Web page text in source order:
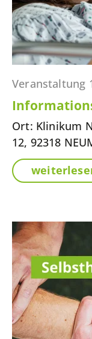
Veranstaltung
Ort: Klinikum
12, 92318